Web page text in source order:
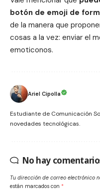
botón de emoji de
de la manera que
cosas a la vez: enviar el
emoticonos.
Ariel Cipolla
Estudiante de Comunicación
novedades tecnológicas.
No hay
Tu dirección de correo electrónico
están marcados con *